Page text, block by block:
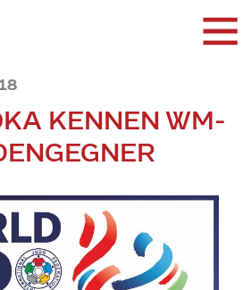
KENNEN WM-